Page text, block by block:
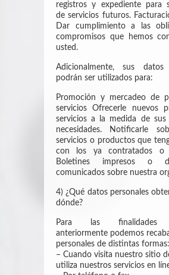
registros y expediente para
de servicios futuros.
Dar cumplimiento a las
compromisos que hemos
usted.
Adicionalmente, sus datos
podrán ser utilizados para:
Promoción y mercadeo de
servicios Ofrecerle nuevos
servicios a la medida de sus
necesidades. Notificarle
servicios o productos que
con los ya contratados o
Boletines impresos o
comunicados sobre nuestra
4) ¿Qué datos personales
dónde?
Para las finalidades
anteriormente podemos
personales de distintas formas:
– Cuando visita nuestro sitio
utiliza nuestros servicios en